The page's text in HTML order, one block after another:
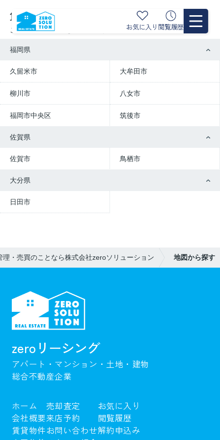
お気に入り 閲覧履歴
賃貸を探す
ご希望の市区町村を選択してください
福岡県
久留米市 大牟田市
柳川市 八女市
福岡市中央区 筑後市
佐賀県
佐賀市 鳥栖市
大分県
日田市
理・売買のことなら株式会社zeroソリューション 地図から探す
zeroリーシング
アパート・マンション・土地・建物
総合不動産企業
ホーム
会社概要
賃貸物件
売却査定
来店予約
お問い合わせ
お気に入り
閲覧履歴
解約申込み